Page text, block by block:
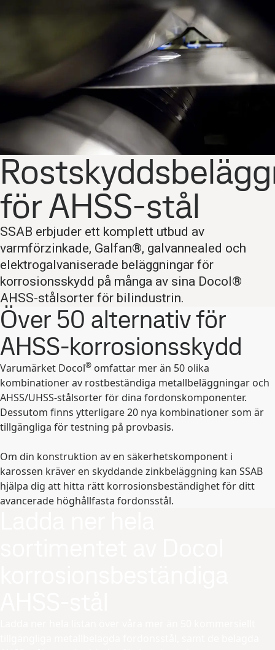
för AHSS-stål
SSAB erbjuder ett komplett utbud av
varmförzinkade, Galfan®, galvannealed och
elektrogalvaniserade beläggningar för
korrosionsskydd på många av sina Docol®
AHSS-stålsorter för bilindustrin.
Över 50 alternativ för
AHSS-korrosionsskydd
Varumärket Docol® omfattar mer än 50 olika
kombinationer av rostbeständiga metallbeläggningar och
AHSS/UHSS-stålsorter för dina fordonskomponenter.
Dessutom finns ytterligare 20 nya kombinationer som är
tillgängliga för testning på provbasis.
Om din konstruktion av en säkerhetskomponent i
karossen kräver en skyddande zinkbeläggning kan SSAB
hjälpa dig att hitta rätt korrosionsbeständighet för ditt
avancerade höghållfasta fordonsstål.